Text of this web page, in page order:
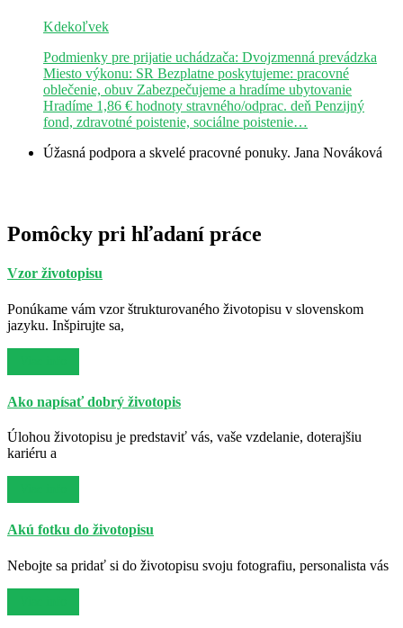
Kdekoľvek
Podmienky pre prijatie uchádzača: Dvojzmenná prevádzka
Miesto výkonu: SR Bezplatne poskytujeme: pracovné
oblečenie, obuv Zabezpečujeme a hradíme ubytovanie
Hradíme 1,86 € hodnoty stravného/odprac. deň Penzijný
fond, zdravotné poistenie, sociálne poistenie…
Úžasná podpora a skvelé pracovné ponuky. Jana Nováková
Pomôcky pri hľadaní práce
Vzor životopisu
Ponúkame vám vzor štrukturovaného životopisu v slovenskom
jazyku. Inšpirujte sa,
Ako napísať dobrý životopis
Úlohou životopisu je predstaviť vás, vaše vzdelanie, doterajšiu
kariéru a
Akú fotku do životopisu
Nebojte sa pridať si do životopisu svoju fotografiu, personalista vás